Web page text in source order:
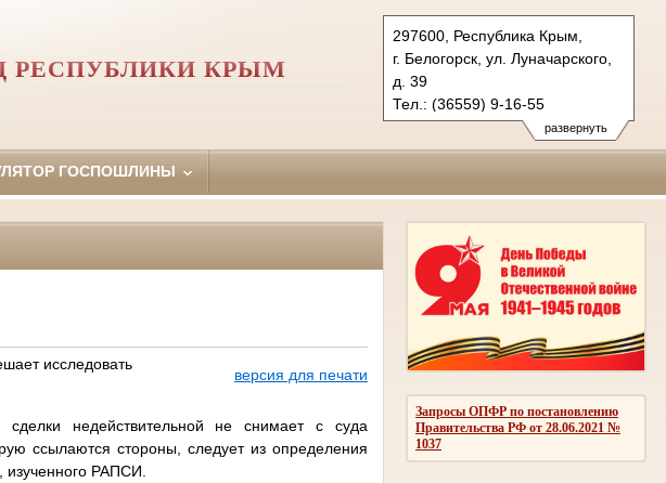
развернуть
297600, Республика Крым,
г. Белогорск, ул. Луначарского,
д. 39
Тел.: (36559) 9-16-55
belogorskiy.krm@sudrf.ru
РЕСПУБЛИКИ КРЫМ
ГОСПОШЛИНЫ
Запросы ОПФР по постановлению
Правительства РФ от 28.06.2021 №
1037
исследовать
версия для печати
недействительной не снимает с суда
ссылаются стороны, следует из определения
РАПСИ.